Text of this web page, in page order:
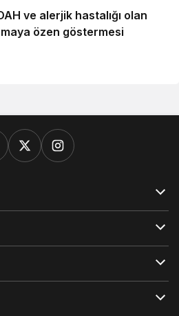
ve alerjik hastalığı olan
özen göstermesi